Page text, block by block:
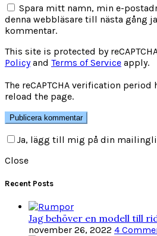
Spara mitt namn, min e-
denna webbläsare till nästa gång
kommentar.
This site is protected by
Policyand Terms of Service apply.
The reCAPTCHA verification period
reload the page.
Ja, lägg till mig på din
Close
Recent Posts
Jag behöver en modell till
november 26, 2022 4